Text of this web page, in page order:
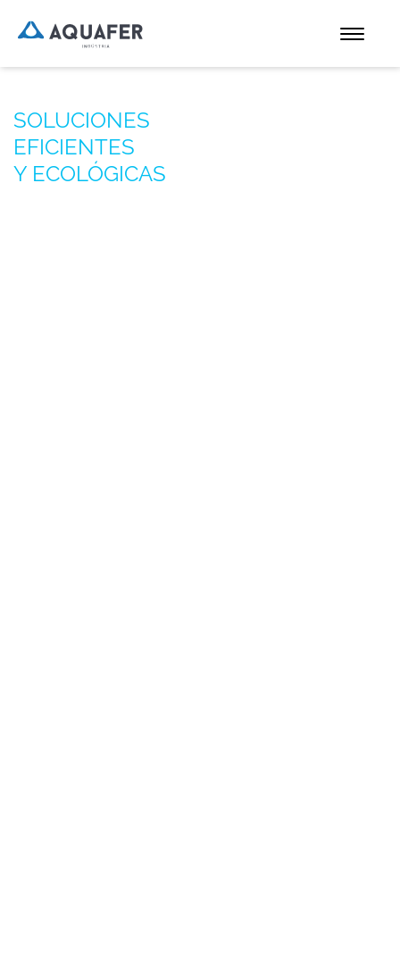
SOLUCIONES
EFICIENTES
Y ECOLÓGICAS